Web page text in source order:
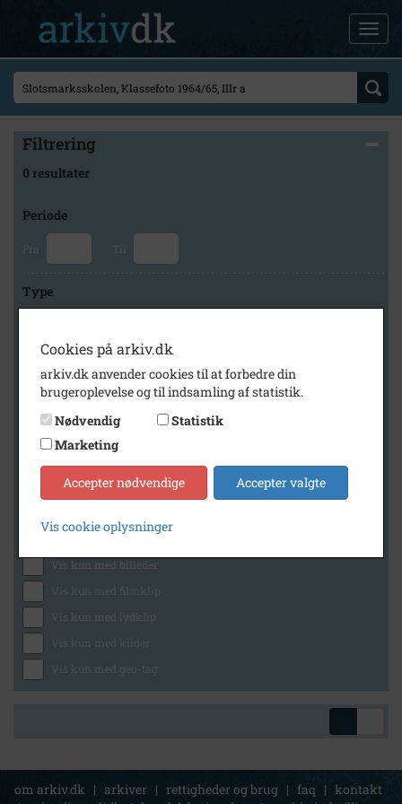
Filtrering
0 resultater
Periode
Fra Til
Type
Arkiv
Holbæk Stadsarkiv
Generelt
Vis kun med billeder
Vis kun med filmklip
Vis kun med lydklip
Vis kun med kilder
Vis kun med geo-tag
om arkiv.dk | arkiver | rettigheder og brug | faq | kontakt
Cookies på arkiv.dk
arkiv.dk anvender cookies til at forbedre din
brugeroplevelse og til indsamling af statistik.
Nødvendig
Statistik
Marketing
Accepter nødvendige Accepter valgte
Vis cookie oplysninger